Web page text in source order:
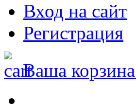
Вход на сайт
Регистрация
Ваша